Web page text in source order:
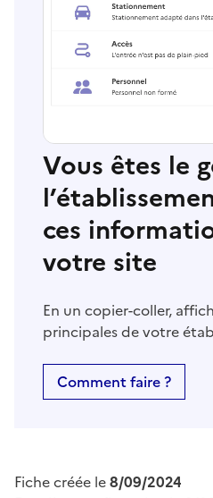
Vous êtes le
ces
votre site
En un copier-coller,
principales de votre
Comment faire ?
Fiche créée le8/09/2024